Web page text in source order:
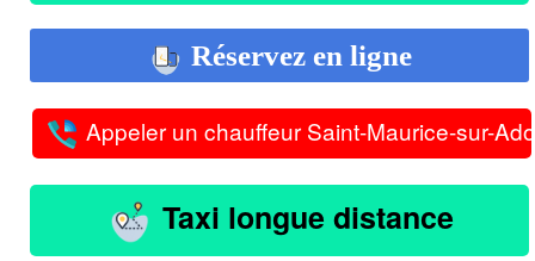
Réservez en ligne
Appeler un chauffeur Saint-Maurice-sur-
Taxi longue distance